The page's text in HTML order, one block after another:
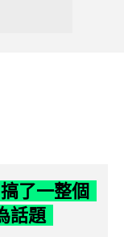
了一整個
話題